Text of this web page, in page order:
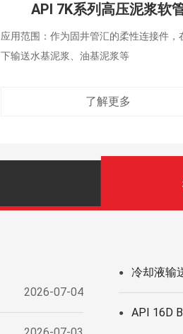
API 16C系列-节流和压井软
应用范围：节流压井管汇等的柔性连接管
高压下输送含有硫化氢（H₂S）及其他危
了解更多
2026-07-04
● 冷却液输
●
API 16D